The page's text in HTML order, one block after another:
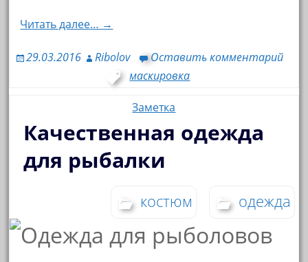
Читать далее… →
29.03.2016 Ribolov
Оставить комментарий
маскировка
Заметка
Качественная одежда
для рыбалки
костюм одежда